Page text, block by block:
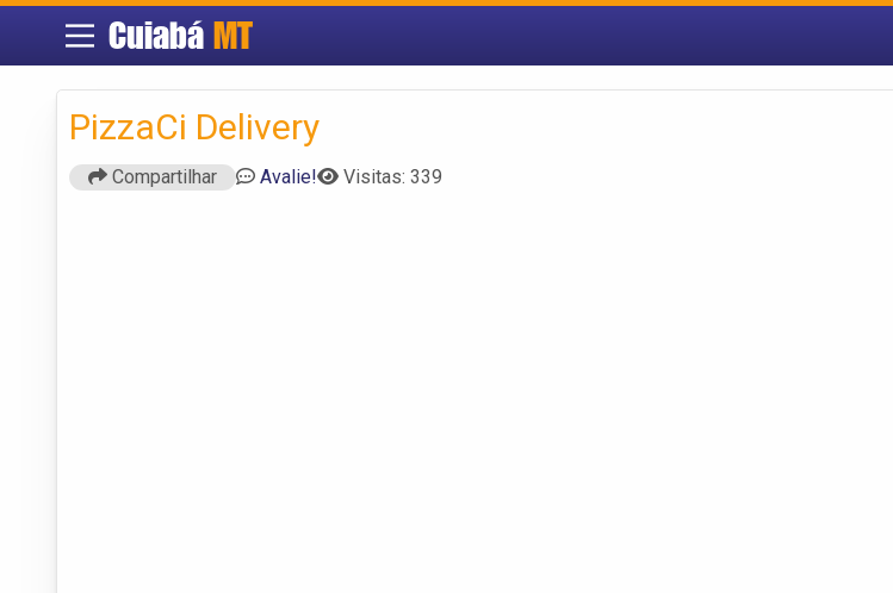
Cuiabá MT
PizzaCi Delivery
Compartilhar Avalie! Visitas: 339